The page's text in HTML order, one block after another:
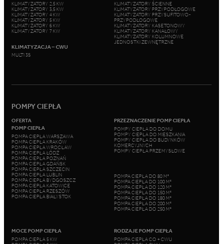
KLIMATYZATORY 2,5 KW
KLIMATYZATORY 3,5 KW
KLIMATYZATORY 4 KW
KLIMATYZATORY 5 KW
KLIMATYZATORY 6 KW
KLIMATYZATORY 7 KW
KLIMATYZACJA – CWU
MULTI 3S
KLIMATYZATORY ŚCIENNE
KLIMATYZATORY PRZYPODŁOGOWE
KLIMATYZATORY PRZYSUFITOWO-
PRZYPODŁOGOWE
KLIMATYZATORY KASETONOWY
KLIMATYZATORY KANAŁOWY
KLIMATYZATORY KOLUMNOWE
JEDNOSTKI ZEWNĘTRZNE
POMPY CIEPŁA
OFERTA
POMP CIEPŁA
POMPA CIEPŁA WARSZAWA
POMPA CIEPŁA KRAKÓW
POMPA CIEPŁA WROCŁAW
POMPA CIEPŁA ŁÓDŹ
POMPA CIEPŁA POZNAŃ
POMPA CIEPŁA GDAŃSK
POMPA CIEPŁA SZCZECIN
POMPA CIEPŁA LUBLIN
POMPA CIEPŁA BYDGOSZCZ
POMPA CIEPŁA KATOWICE
POMPA CIEPŁA RZESZÓW
POMPA CIEPŁA BIAŁYSTOK
PRZEZNACZENIE POMP CIEPŁA
POMPY CIEPŁA DO DOMU
POMPY CIEPŁA DO MIESZKANIA
POMPY CIEPŁA DO BUDYNKÓW
KOMERCYJNYCH
POMPY CIEPŁA PRZEMYSŁOWE
POMPA CIEPŁA DO 80 M²
POMPA CIEPŁA DO 100 M²
POMPA CIEPŁA DO 120 M²
POMPA CIEPŁA DO 150 M²
POMPA CIEPŁA DO 180 M²
POMPA CIEPŁA DO 200 M²
POMPA CIEPŁA DO 250 M²
MOCE POMP CIEPŁA
POMPA CIEPŁA 5 KW
RODZAJE POMP CIEPŁA
POMPA CIEPŁA CO + CWU